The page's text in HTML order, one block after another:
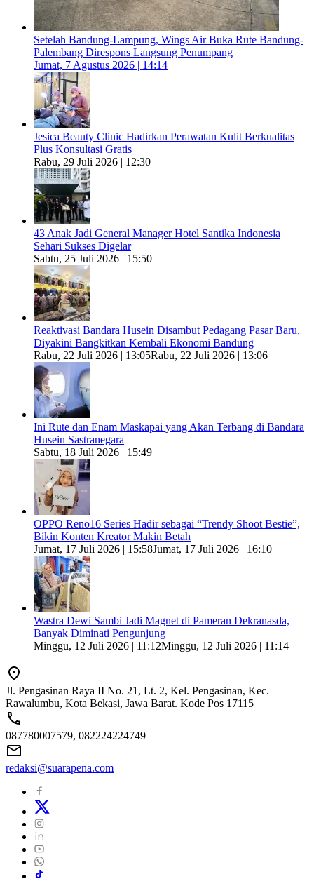
Setelah Bandung-Lampung, Wings Air Buka Rute Bandung-
Palembang Direspons Langsung Penumpang
Jumat, 7 Agustus 2026 | 14:14
Jesica Beauty Clinic Hadirkan Perawatan Kulit Berkualitas
Plus Konsultasi Gratis
Rabu, 29 Juli 2026 | 12:30
43 Anak Jadi General Manager Hotel Santika Indonesia
Sehari Sukses Digelar
Sabtu, 25 Juli 2026 | 15:50
Reaktivasi Bandara Husein Disambut Pedagang Pasar Baru,
Diyakini Bangkitkan Kembali Ekonomi Bandung
Rabu, 22 Juli 2026 | 13:05Rabu, 22 Juli 2026 | 13:06
Ini Rute dan Enam Maskapai yang Akan Terbang di Bandara
Husein Sastranegara
Sabtu, 18 Juli 2026 | 15:49
OPPO Reno16 Series Hadir sebagai “Trendy Shoot Bestie”,
Bikin Konten Kreator Makin Betah
Jumat, 17 Juli 2026 | 15:58Jumat, 17 Juli 2026 | 16:10
Wastra Dewi Sambi Jadi Magnet di Pameran Dekranasda,
Banyak Diminati Pengunjung
Minggu, 12 Juli 2026 | 11:12Minggu, 12 Juli 2026 | 11:14
Jl. Pengasinan Raya II No. 21, Lt. 2, Kel. Pengasinan, Kec.
Rawalumbu, Kota Bekasi, Jawa Barat. Kode Pos 17115
087780007579, 082224224749
redaksi@suarapena.com